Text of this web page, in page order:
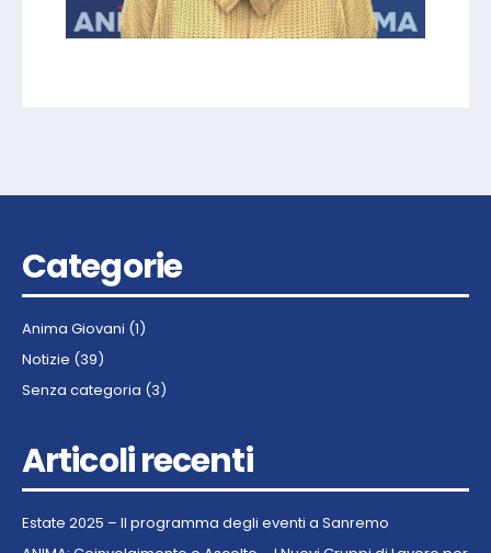
Categorie
Anima Giovani (1)
Notizie (39)
Senza categoria (3)
Articoli recenti
Estate 2025 – Il programma degli eventi a Sanremo